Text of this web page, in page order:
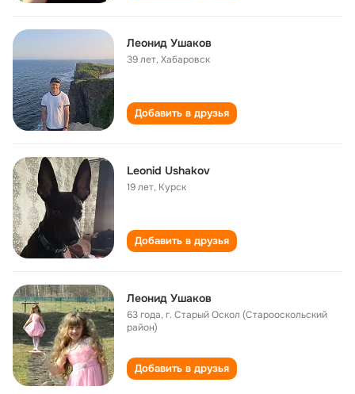
Леонид Ушаков
39 лет,Хабаровск
Добавить в друзья
Leonid Ushakov
19 лет, Курск
Добавить в друзья
Леонид Ушаков
63 года,г. Старый Оскол (Старооскольский
район)
Добавить в друзья